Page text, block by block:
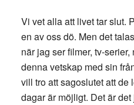
Vi vet alla att livet tar slut.
en av oss dö. Men det
när jag ser filmer, tv-
denna vetskap med sin
vill tro att sagoslutet att
dagar är möjligt. Det är